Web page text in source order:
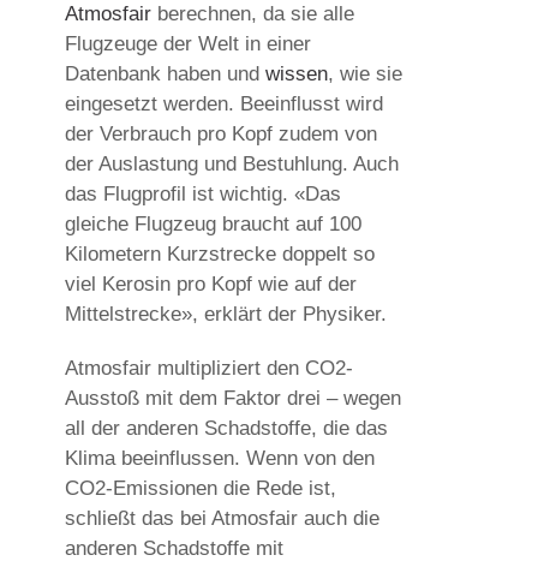
Atmosfair berechnen, da sie alle
Flugzeuge der Welt in einer
Datenbank haben und wissen, wie sie
eingesetzt werden. Beeinflusst wird
der Verbrauch pro Kopf zudem von
der Auslastung und Bestuhlung. Auch
das Flugprofil ist wichtig. «Das
gleiche Flugzeug braucht auf 100
Kilometern Kurzstrecke doppelt so
viel Kerosin pro Kopf wie auf der
Mittelstrecke», erklärt der Physiker.
Atmosfair multipliziert den CO2-
Ausstoß mit dem Faktor drei – wegen
all der anderen Schadstoffe, die das
Klima beeinflussen. Wenn von den
CO2-Emissionen die Rede ist,
schließt das bei Atmosfair auch die
anderen Schadstoffe mit